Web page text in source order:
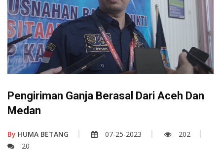
Pengiriman Ganja Berasal Dari Aceh Dan
Medan
By HUMA BETANG 07-25-2023
202
20